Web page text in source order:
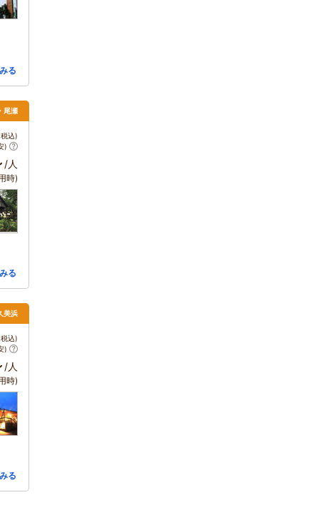
る
尾瀬
込)
)
/人
時)
る
美浜
込)
)
/人
時)
る